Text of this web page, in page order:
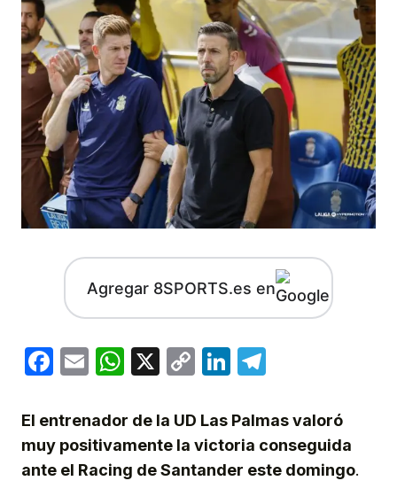
Agregar 8SPORTS.es en
Facebook
EmailWhatsApp
X
CopyLinkedIn
El entrenador de la UD Las Palmas valoró
muy positivamente la victoria conseguida
ante el Racing de Santander este domingo.